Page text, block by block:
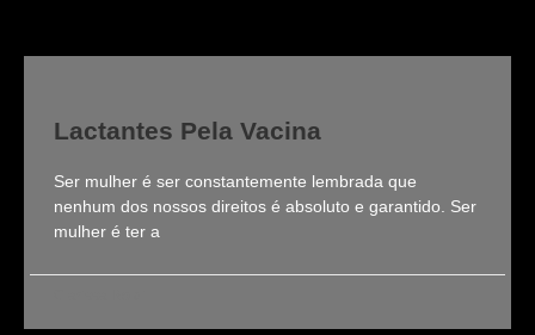
Lactantes Pela Vacina
Ser mulher é ser constantemente lembrada que
nenhum dos nossos direitos é absoluto e garantido. Ser
mulher é ter a